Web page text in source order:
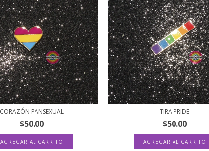
CORAZÓN PANSEXUAL
$50.00
TIRA PRIDE
$50.00